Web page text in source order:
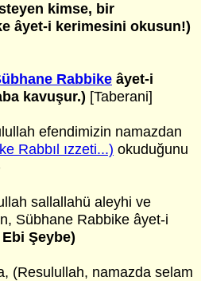
kimse, bir
âyet-i kerimesini okusun!)
Rabbike âyet-i
kavuşur.) [Taberani]
efendimizin namazdan
Rabbıl ızzeti...) okuduğunu
sallallahü aleyhi ve
Sübhane Rabbike âyet-i
Şeybe)
(Resulullah, namazda selam